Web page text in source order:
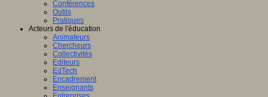
Conférences
Outils
Pratiques
Acteurs de l'éducation
Animateurs
Chercheurs
Collectivités
Editeurs
EdTech
Encadrement
Enseignants